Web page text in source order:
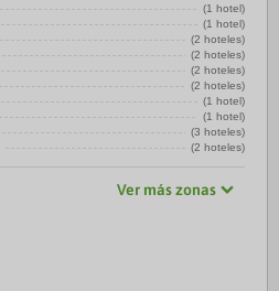
(1 hotel)
(1 hotel)
(2 hoteles)
(2 hoteles)
(2 hoteles)
(2 hoteles)
(1 hotel)
(1 hotel)
(3 hoteles)
(2 hoteles)
Ver más zonas